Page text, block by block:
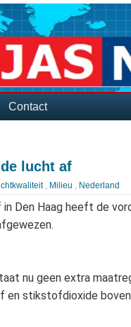
Contact
lucht af
, Milieu , Nederland
Den Haag heeft de
nu geen extra
stikstofdioxide